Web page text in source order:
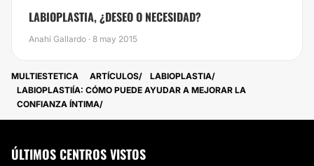
​LABIOPLASTIA, ¿DESEO O NECESIDAD?
Anahí Gallardo · 8 may 2015
MULTIESTETICA ARTÍCULOS
LABIOPLASTIA
LABIOPLASTIÍA: CÓMO PUEDE AYUDAR A MEJORAR LA
CONFIANZA ÍNTIMA
ÚLTIMOS CENTROS VISTOS